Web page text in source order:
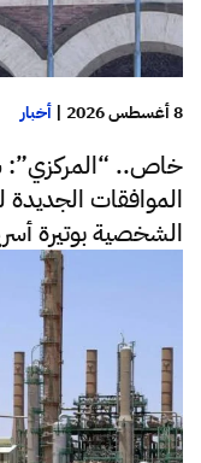
8 أغسطس 2026 | أخبار
خاص.. “المركزي”:
الموافقات الجديدة
الشخصية بوتيرة